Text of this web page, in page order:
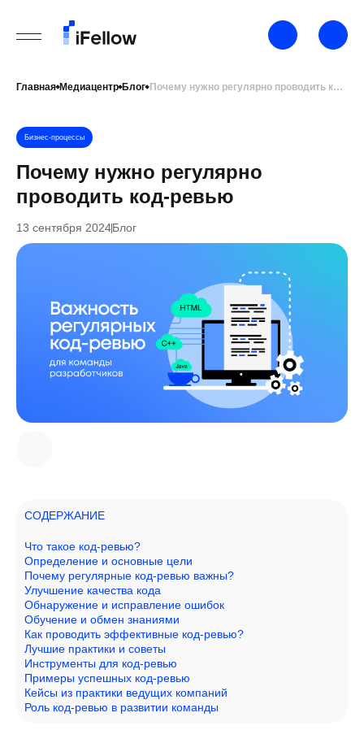
Главная Медиацентр Блог Почему нужно регулярно проводить код-ревью
Почему нужно регулярно
проводить код-ревью
Бизнес-процессы
13 сентября 2024Блог
СОДЕРЖАНИЕ
Что такое код-ревью?
Определение и основные цели
Почему регулярные код-ревью важны?
Улучшение качества кода
Обнаружение и исправление ошибок
Обучение и обмен знаниями
Как проводить эффективные код-ревью?
Лучшие практики и советы
Инструменты для код-ревью
Примеры успешных код-ревью
Кейсы из практики ведущих компаний
Роль код-ревью в развитии команды